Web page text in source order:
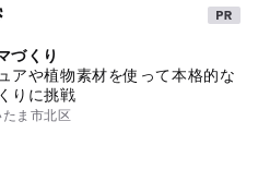
づくり
アや植物素材を使って本格的な
りに挑戦
ま市北区